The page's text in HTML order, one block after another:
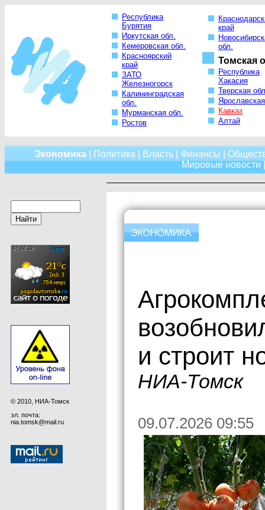
Республика
Бурятия
Иркутская обл.
Кемеровская обл.
Красноярский
край
ЗАТО
Железногорск
Калининградская
обл.
Мурманская обл.
Ростов
край
обл.
Томская
Республика
Хакасия
Тверская
Кавказ
Алтай
Экономика| Политика Власть| Финансы
Мировые новости
© 2010, НИА-Томск
эл. почта:
nia.tomsk@mail.ru
и строит
НИА-Томск
09.07.2026 09:55